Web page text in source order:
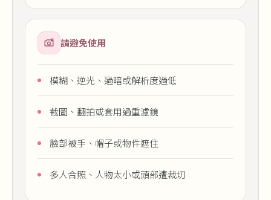
請避免使用
模糊、逆光、過暗或解析度過低
截圖、翻拍或套用過重濾鏡
臉部被手、帽子或物件遮住
多人合照、人物太小或頭部遭裁切